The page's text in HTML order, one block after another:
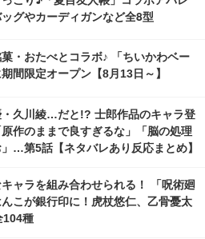
グやカーディガンなど全8型
菓・おたべとコラボ♪ 「ちいかわベー
間限定オープン【8月13日～】
・久川綾…だと!? 士郎作品のキャラ登
作のままで良すぎるな」「脳の処理
…第5話【ネタバレあり反応まとめ】
ャラを組み合わせられる！ 「呪術廻
こが銀行印に！虎杖悠仁、乙骨憂太
104種